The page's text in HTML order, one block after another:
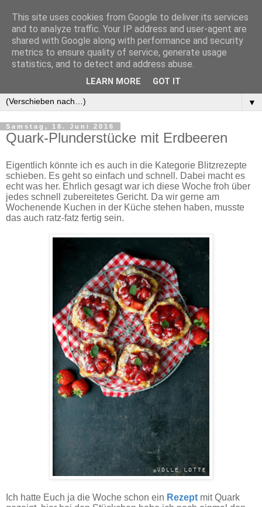
▼
Samstag, 18. Juni 2016
Quark-Plunderstücke mit Erdbeeren
Eigentlich könnte ich es auch in die Kategorie Blitzrezepte
schieben. Es geht so einfach und schnell. Dabei macht es
echt was her. Ehrlich gesagt war ich diese Woche froh über
jedes schnell zubereitetes Gericht. Da wir gerne am
Wochenende Kuchen in der Küche stehen haben, musste
das auch ratz-fatz fertig sein.
Ich hatte Euch ja die Woche schon ein Rezept mit Quark
This site uses cookies from Google to deliver its services
and to analyze traffic. Your IP address and user-agent are
shared with Google along with performance and security
metrics to ensure quality of service, generate usage
statistics, and to detect and address abuse.
LEARN MORE GOT IT